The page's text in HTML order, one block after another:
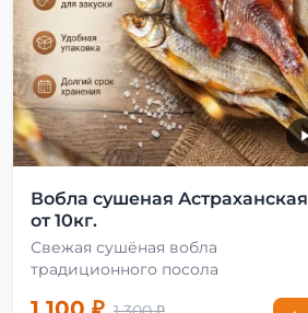
Вобла сушеная Астраханская
от 10кг.
Свежая сушёная вобла
традиционного посола